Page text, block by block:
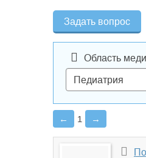
Задать вопрос
Область
← 1 →